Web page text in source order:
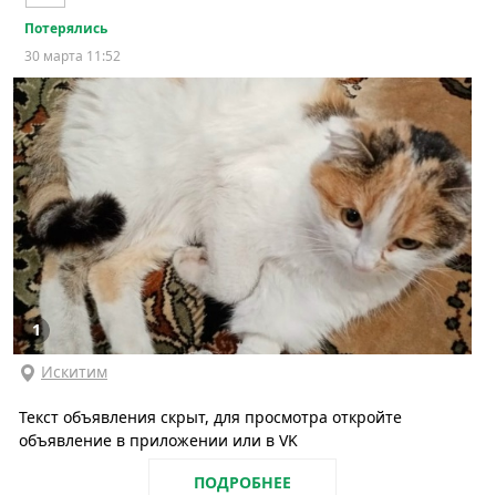
Потерялись
30 марта 11:52
1
Искитим
Текст объявления скрыт, для просмотра откройте
объявление в приложении или в VK
ПОДРОБНЕЕ